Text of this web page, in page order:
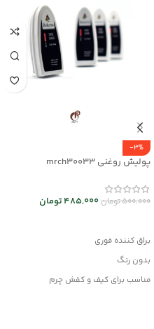
-3%
پولیش روغنی mrch30033
500,000تومان485,000تومان
براق کننده فوری
بدون رنگ
مناسب برای کیف و کفش چرم